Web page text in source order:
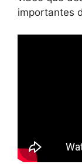
importantes